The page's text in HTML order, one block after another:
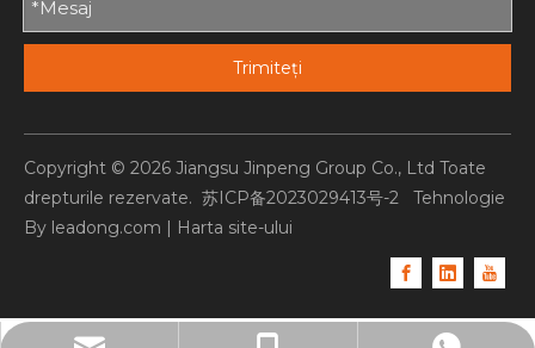
Trimiteți
Copyright © 2026 Jiangsu Jinpeng Group Co., Ltd Toate
drepturile rezervate. 苏ICP备2023029413号-2
Tehnologie
By leadong.com | Harta site-ului